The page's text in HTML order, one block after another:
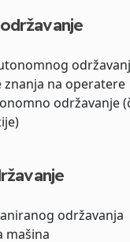
znanja na operatere
održavanje
održavanja
mašina